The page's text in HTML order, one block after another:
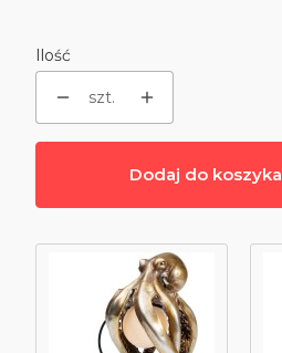
Ilość
szt.
Dodaj do koszyka